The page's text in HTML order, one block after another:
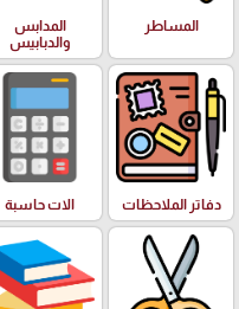
المساطر
المدابس
والدبابيس
دفاتر الملاحظات الات حاسبة